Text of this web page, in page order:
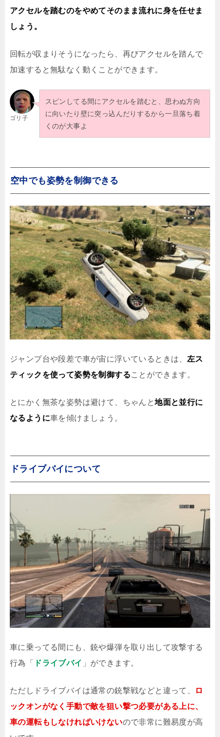
アクセルを踏むのをやめてそのまま流れに身を任せま
しょう。
回転が収まりそうになったら、再びアクセルを踏んで
加速すると無駄なく動くことができます。
ゴリ子
スピンしてる間にアクセルを踏むと、思わぬ方向
に向いたり壁に突っ込んだりするから一旦落ち着
くのが大事よ
空中でも姿勢を制御できる
ジャンプ台や段差で車が宙に浮いているときは、 左ス
ティックを使って姿勢を制御することができます。
とにかく無茶な姿勢は避けて、ちゃんと地面と並行に
なるように車を傾けましょう。
ドライブバイについて
車に乗ってる間にも、銃や爆弾を取り出して攻撃する
行為「
ドライブバイ 」ができます。
ただしドライブバイは通常の銃撃戦などと違って、
ロ
ックオンがなく手動で敵を狙い撃つ必要がある上に、
車の運転もしなければいけないので非常に難易度が高